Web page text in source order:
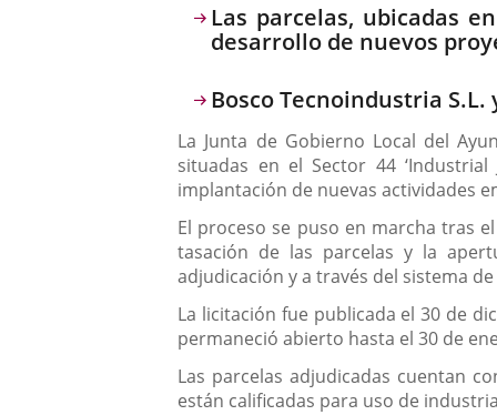
Descripción
Las parcelas, ubicadas
desarrollo de nuevos
Bosco Tecnoindustria
La Junta de Gobierno Local del
situadas en el Sector 44
implantación de nuevas actividades
El proceso se puso en marcha tras
tasación de las parcelas y la
adjudicación y a través del sistema
La licitación fue publicada el 30 de
permaneció abierto hasta el 30 de
Las parcelas adjudicadas cuentan
están calificadas para uso de